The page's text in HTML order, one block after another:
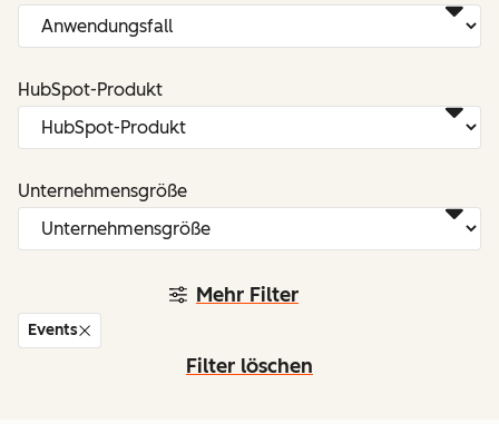
Mehr Filter
HubSpot-Produkt
Unternehmensgröße
Events
Filter löschen